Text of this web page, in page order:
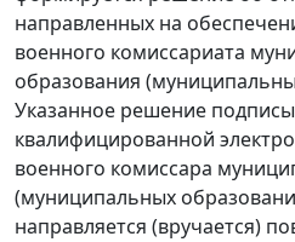
направленных на
военного комиссариата
образования
Указанное решение
квалифицированной
военного комиссара
(муниципальных
направляется (вручается)